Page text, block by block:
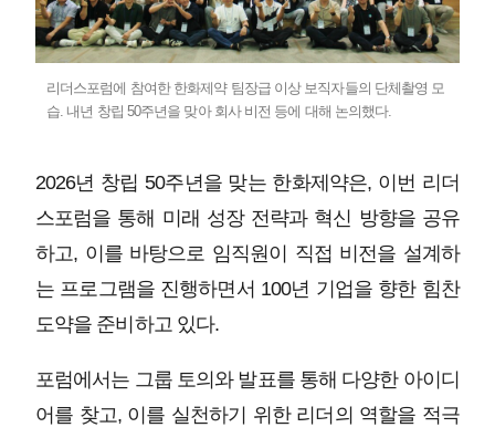
리더스포럼에 참여한 한화제약 팀장급 이상 보직자들의 단체촬영 모
습. 내년 창립 50주년을 맞아 회사 비전 등에 대해 논의했다.
2026년 창립 50주년을 맞는 한화제약은, 이번 리더
스포럼을 통해 미래 성장 전략과 혁신 방향을 공유
하고, 이를 바탕으로 임직원이 직접 비전을 설계하
는 프로그램을 진행하면서 100년 기업을 향한 힘찬
도약을 준비하고 있다.
포럼에서는 그룹 토의와 발표를 통해 다양한 아이디
어를 찾고, 이를 실천하기 위한 리더의 역할을 적극